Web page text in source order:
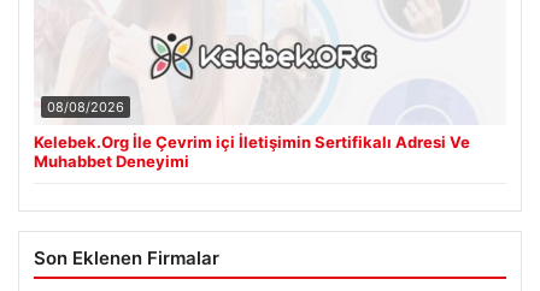
08/08/2026
Kelebek.Org İle Çevrim içi İletişimin Sertifikalı Adresi Ve
Muhabbet Deneyimi
Son Eklenen Firmalar